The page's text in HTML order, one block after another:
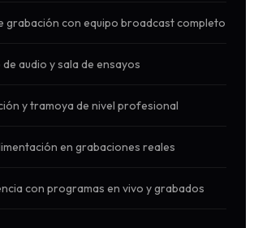
grabación con equipo broadcast completo
de audio y sala de ensayos
y tramoya de nivel profesional
en grabaciones reales
con programas en vivo y grabados